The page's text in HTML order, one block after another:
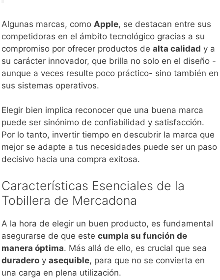
Algunas marcas, como Apple, se destacan entre sus
competidoras en el ámbito tecnológico gracias a su
compromiso por ofrecer productos de alta calidad y a
su carácter innovador, que brilla no solo en el diseño -
aunque a veces resulte poco práctico- sino también en
sus sistemas operativos.
Elegir bien implica reconocer que una buena marca
puede ser sinónimo de confiabilidad y satisfacción.
Por lo tanto, invertir tiempo en descubrir la marca que
mejor se adapte a tus necesidades puede ser un paso
decisivo hacia una compra exitosa.
Características Esenciales de la
Tobillera de Mercadona
A la hora de elegir un buen producto, es fundamental
asegurarse de que este cumpla su función de
manera óptima. Más allá de ello, es crucial que sea
duradero y asequible, para que no se convierta en
una carga en plena utilización.